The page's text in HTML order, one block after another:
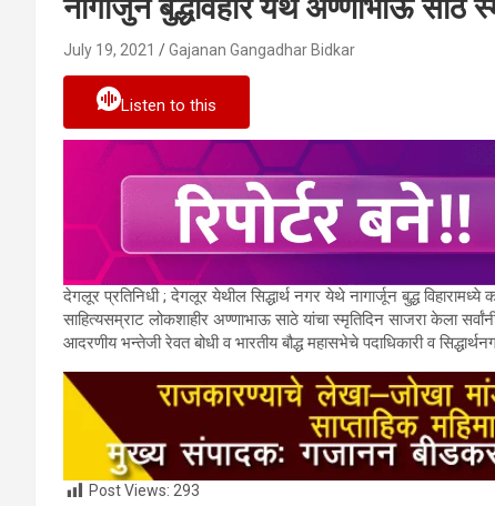
नागार्जुन बुद्धविहार येथे अण्णाभाऊ साठे
July 19, 2021 Gajanan Gangadhar Bidkar
Listen to this
देगलूर प्रतिनिधी ; देगलूर येथील सिद्धार्थ नगर येथे नागार्जून बुद्ध
साहित्यसम्राट लोकशाहीर अण्णाभाऊ साठे यांचा स्मृतिदिन साजरा केला
आदरणीय भन्तेजी रेवत बोधी व भारतीय बौद्ध महासभेचे पदाधिकारी व
Post Views: 293